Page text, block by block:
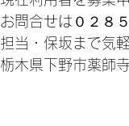
お問合せは０２８
担当・保坂まで気
栃木県下野市薬師